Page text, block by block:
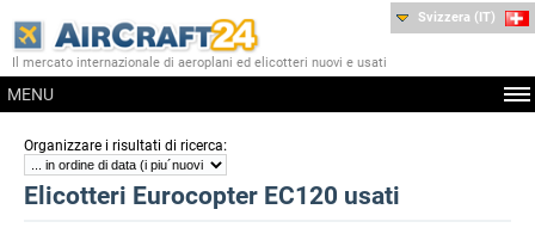
Il mercato internazionale di aeroplani ed elicotteri nuovi e usati
MENU
Svizzera (IT)
Organizzare i risultati di ricerca:
Elicotteri Eurocopter EC120 usati